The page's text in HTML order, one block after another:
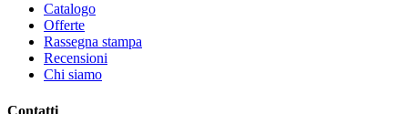
Catalogo
Offerte
Rassegna stampa
Recensioni
Chi siamo
Contatti